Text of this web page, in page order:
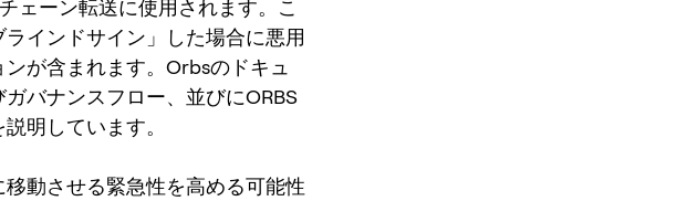
ェーン転送に使用されます。こ
インドサイン」した場合に悪用
が含まれます。Orbsのドキュ
バナンスフロー、並びにORBS
明しています。
動させる緊急性を高める可能性